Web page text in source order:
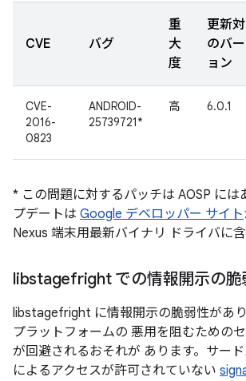
CVE バグ
重
大
度
更新
のバ
ョン
CVE-
2016-
0823
ANDROID-
25739721*
高 6.0.1
* この問題に対するパッチは AOSP には
プデートは Google デベロッパー サイト
Nexus 端末用最新バイナリ ドライバに含
libstagefright での情報開示の脆
libstagefright に情報開示の脆弱性があ
プラットフォームの 悪用を阻むための
が回避されるおそれが あります。サー
によるアクセスが許可されていない